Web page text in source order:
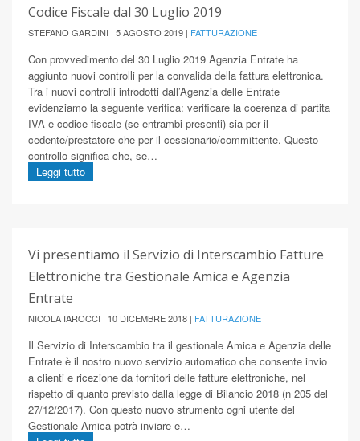
Codice Fiscale dal 30 Luglio 2019
STEFANO GARDINI | 5 AGOSTO 2019 | FATTURAZIONE
Con provvedimento del 30 Luglio 2019 Agenzia Entrate ha
aggiunto nuovi controlli per la convalida della fattura elettronica.
Tra i nuovi controlli introdotti dall’Agenzia delle Entrate
evidenziamo la seguente verifica: verificare la coerenza di partita
IVA e codice fiscale (se entrambi presenti) sia per il
cedente/prestatore che per il cessionario/committente. Questo
controllo significa che, se…
Leggi tutto
Vi presentiamo il Servizio di Interscambio Fatture
Elettroniche tra Gestionale Amica e Agenzia
Entrate
NICOLA IAROCCI | 10 DICEMBRE 2018 | FATTURAZIONE
Il Servizio di Interscambio tra il gestionale Amica e Agenzia delle
Entrate è il nostro nuovo servizio automatico che consente invio
a clienti e ricezione da fornitori delle fatture elettroniche, nel
rispetto di quanto previsto dalla legge di Bilancio 2018 (n 205 del
27/12/2017). Con questo nuovo strumento ogni utente del
Gestionale Amica potrà inviare e…